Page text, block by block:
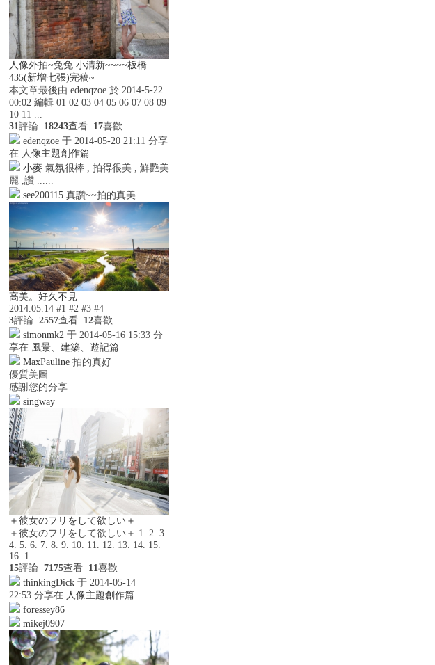
人像外拍~兔兔 小清新~~~~板橋
435(新增七張)完稿~
本文章最後由 edenqzoe 於 2014-5-22
00:02 編輯 01 02 03 04 05 06 07 08 09
10 11 ...
31評論 18243查看 17喜歡
edenqzoe 于 2014-05-20 21:11 分享
在 人像主題創作篇
小麥 氣氛很棒 , 拍得很美 , 鮮艷美
麗 ,讚 ......
see200115 真讚~~拍的真美
高美。好久不見
2014.05.14 #1 #2 #3 #4
3評論 2557查看 12喜歡
simonmk2 于 2014-05-16 15:33 分
享在 風景、建築、遊記篇
MaxPauline 拍的真好
優質美圖
感謝您的分享
singway
＋彼女のフリをして欲しい＋
＋彼女のフリをして欲しい＋ 1. 2. 3.
4. 5. 6. 7. 8. 9. 10. 11. 12. 13. 14. 15.
16. 1 ...
15評論 7175查看 11喜歡
thinkingDick 于 2014-05-14
22:53 分享在 人像主題創作篇
foressey86
mikej0907